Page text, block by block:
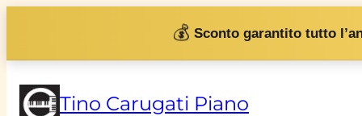
contenuto
💰 Sconto garantito tutto
Tino Carugati Piano